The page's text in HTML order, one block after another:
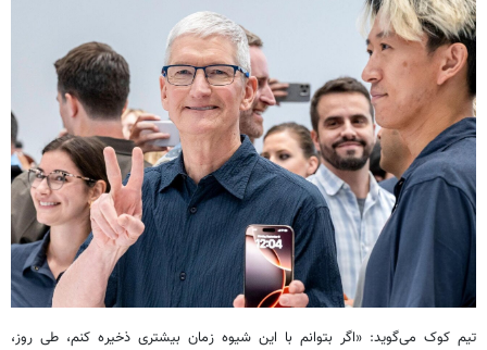
تیم کوک می‌گوید: «اگر بتوانم با این شیوه زمان بیشتری ذخیره کنم، طی روز،